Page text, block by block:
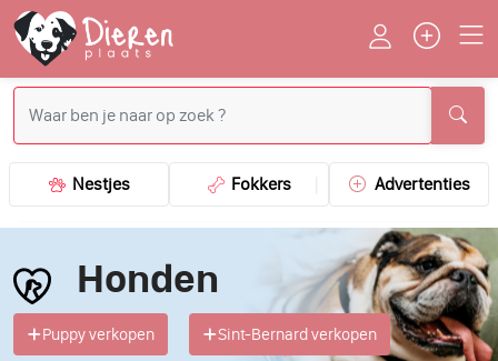
Nestjes Fokkers Advertenties
Honden
Puppy verkopen Sint-Bernard verkopen